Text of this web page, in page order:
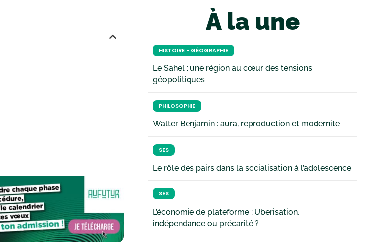
À la une
HISTOIRE - GÉOGRAPHIE
Le Sahel : une région au cœur des tensions
géopolitiques
PHILOSOPHIE
Walter Benjamin : aura, reproduction et modernité
SES
Le rôle des pairs dans la socialisation à l’adolescence
SES
L’économie de plateforme : Uberisation,
indépendance ou précarité ?